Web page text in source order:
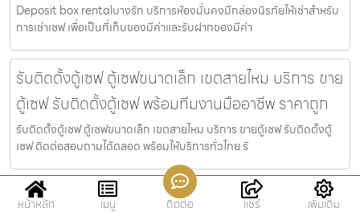
Deposit box rentalบางรัก บริการห้องมั่นคงมีกล่องนิรภัยให้เช่าสำหรับ
การเช่าเซฟ เพื่อเป็นที่เก็บของมีค่าและรับฝากของมีค่า
รับติดตั้งตู้เซฟ ตู้เซฟขนาดเล็ก เขตสายไหม บริการ ขาย
ตู้เซฟ รับติดตั้งตู้เซฟ พร้อมทีมงานมืออาชีพ ราคาถูก
รับติดตั้งตู้เซฟ ตู้เซฟขนาดเล็ก เขตสายไหม บริการ ขายตู้เซฟ รับติดตั้งตู้
เซฟ ติดต่อสอบถามได้ตลอด พร้อมให้บริการทั่วไทย รั
ขายตู้เซฟ เลย บริการ ขายตู้เซฟ รับติดตั้งตู้เซฟ พร้อม
หน้าหลัก เมนู ติดต่อ แชร์ เพิ่มเติม